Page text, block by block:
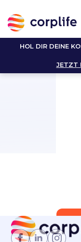
HOL DIR DEINE
JETZT